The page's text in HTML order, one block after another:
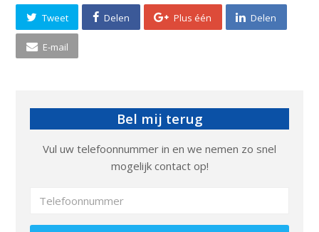
Tweet Delen Plus één Delen
E-mail
Bel mij terug
Vul uw telefoonnummer in en we nemen zo snel
mogelijk contact op!